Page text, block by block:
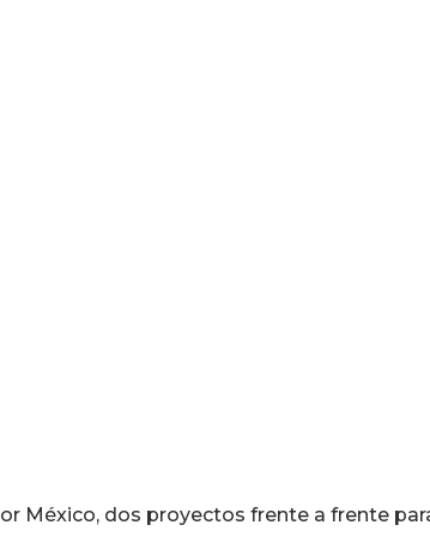
México, dos proyectos frente a frente